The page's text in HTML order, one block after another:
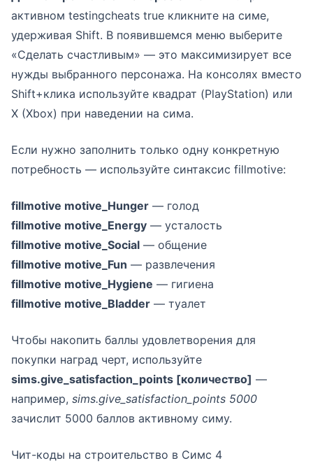
активном testingcheats true кликните на симе,
удерживая Shift. В появившемся меню выберите
«Сделать счастливым» — это максимизирует все
нужды выбранного персонажа. На консолях вместо
Shift+клика используйте квадрат (PlayStation) или
X (Xbox) при наведении на сима.
Если нужно заполнить только одну конкретную
потребность — используйте синтаксис fillmotive:
fillmotive motive_Hunger — голод
fillmotive motive_Energy — усталость
fillmotive motive_Social — общение
fillmotive motive_Fun — развлечения
fillmotive motive_Hygiene — гигиена
fillmotive motive_Bladder — туалет
Чтобы накопить баллы удовлетворения для
покупки наград черт, используйте
sims.give_satisfaction_points [количество] —
например, sims.give_satisfaction_points 5000
зачислит 5000 баллов активному симу.
Чит-коды на строительство в Симс 4